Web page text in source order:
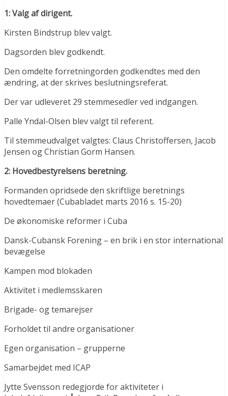
1: Valg af dirigent.
Kirsten Bindstrup blev valgt.
Dagsorden blev godkendt.
Den omdelte forretningorden godkendtes med den
ændring, at der skrives beslutningsreferat.
Der var udleveret 29 stemmesedler ved indgangen.
Palle Yndal-Olsen blev valgt til referent.
Til stemmeudvalget valgtes: Claus Christoffersen, Jacob
Jensen og Christian Gorm Hansen.
2: Hovedbestyrelsens beretning.
Formanden opridsede den skriftlige beretnings
hovedtemaer (Cubabladet marts 2016 s. 15-20)
De økonomiske reformer i Cuba
Dansk-Cubansk Forening – en brik i en stor international
bevægelse
Kampen mod blokaden
Aktivitet i medlemsskaren
Brigade- og temarejser
Forholdet til andre organisationer
Egen organisation – grupperne
Samarbejdet med ICAP
Jytte Svensson redegjorde for aktiviteter i